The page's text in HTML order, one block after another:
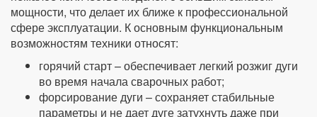
мощности, что делает их ближе к профессиональной
сфере эксплуатации. К основным функциональным
возможностям техники относят:
горячий старт – обеспечивает легкий розжиг дуги
во время начала сварочных работ;
форсирование дуги – сохраняет стабильные
параметры и не дает дуге затухнуть даже при